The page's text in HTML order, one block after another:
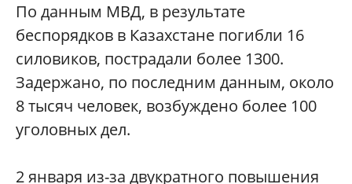
По данным МВД, в результате
беспорядков в Казахстане погибли 16
силовиков, пострадали более 1300.
Задержано, по последним данным, около
8 тысяч человек, возбуждено более 100
уголовных дел.
2 января из-за двукратного повышения